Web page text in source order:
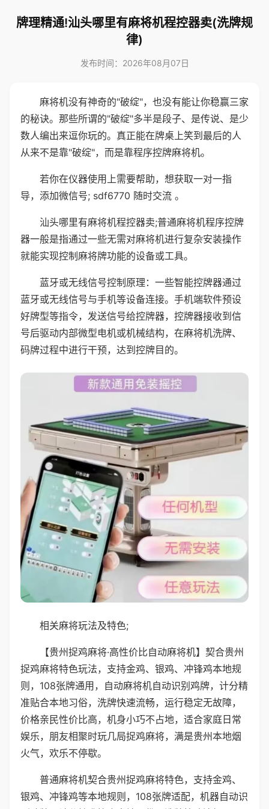
牌理精通!汕头哪里有麻将机程控器卖(洗牌规
律)
发布时间：2026年08月07日
麻将机没有神奇的"破绽"，也没有能让你稳赢三家
的秘诀。那些所谓的"破绽"多半是段子、是传说、是少
数人编出来逗你玩的。真正能在牌桌上笑到最后的人
从来不是靠"破绽"，而是靠程序控牌麻将机。
若你在仪器使用上需要帮助，想获取一对一指
导，添加微信号; sdf6770 随时交流 。
汕头哪里有麻将机程控器卖;普通麻将机程序控牌
器一般是指通过一些无需对麻将机进行复杂安装操作
就能实现控制麻将牌功能的设备或工具。
蓝牙或无线信号控制原理：一些智能控牌器通过
蓝牙或无线信号与手机等设备连接。手机端软件预设
好牌型等指令，发送信号给控牌器，控牌器接收到信
号后驱动内部微型电机或机械结构，在麻将机洗牌、
码牌过程中进行干预，达到控牌目的。
相关麻将玩法及特色;
【贵州捉鸡麻将·高性价比自动麻将机】契合贵州
捉鸡麻将特色玩法，支持金鸡、银鸡、冲锋鸡本地规
则，108张牌通用，自动麻将机自动识别鸡牌，计分精
准贴合本地习俗，洗牌快速流畅，运行稳定无故障，
价格亲民性价比高，机身小巧不占地，适合家庭日常
娱乐，朋友相聚时玩几局捉鸡麻将，满是贵州本地烟
火气，欢乐不停歇。
普通麻将机契合贵州捉鸡麻将特色，支持金鸡、
银鸡、冲锋鸡等本地规则，108张牌适配，机器自动识